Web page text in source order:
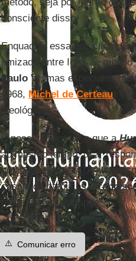
consciente disso.
Enquadrar essa encíclica
amizade entre Igreja e
Paulo VI, mas especialmente
1968, Michel de Certeau)
ideológica.
É possível aceitar o que a
ao mesmo tempo, usar
uma vida de casal. A história
casais de católicos.
todos os outros papas.
⚠️ Comunicar erro